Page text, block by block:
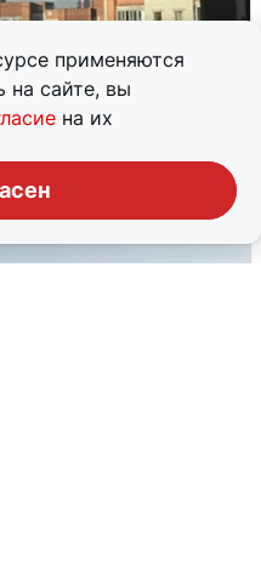
применяются
на сайте, вы
на их
Ярославль: